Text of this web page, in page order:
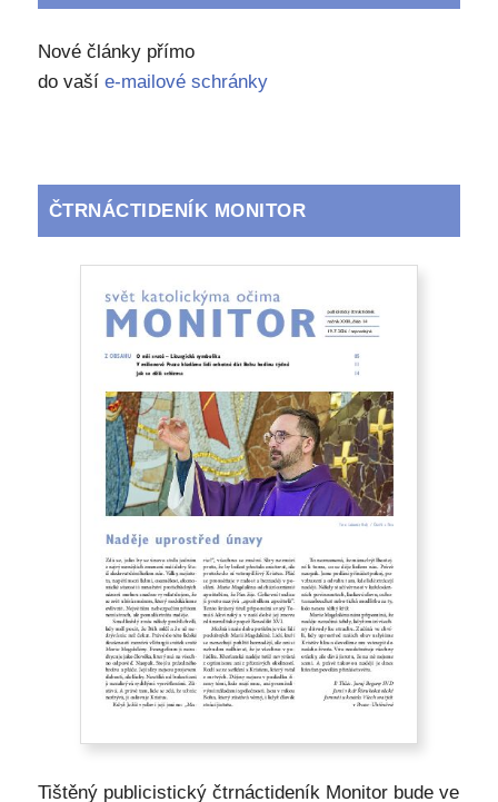
Nové články přímo
do vaší e-mailové schránky
ČTRNÁCTIDENÍK MONITOR
Tištěný publicistický čtrnáctideník Monitor bude ve